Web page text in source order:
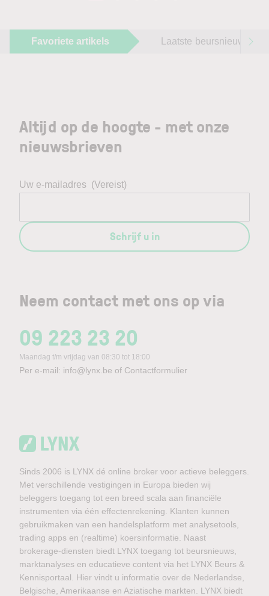
Favoriete artikels Laatste beursnieuws
Neem contact met ons op via
09 223 23 20
Maandag t/m vrijdag van 08:30 tot 18:00
Per e-mail: info@lynx.be of Contactformulier
Altijd op de hoogte - met onze
nieuwsbrieven
Uw e-mailadres (Vereist)
Schrijf u in
Sinds 2006 is LYNX dé online broker voor actieve beleggers.
Met verschillende vestigingen in Europa bieden wij
beleggers toegang tot een breed scala aan financiële
instrumenten via één effectenrekening. Klanten kunnen
gebruikmaken van een handelsplatform met analysetools,
trading apps en (realtime) koersinformatie. Naast
brokerage-diensten biedt LYNX toegang tot beursnieuws,
marktanalyses en educatieve content via het LYNX Beurs &
Kennisportaal. Hier vindt u informatie over de Nederlandse,
Belgische, Amerikaanse en Aziatische markten. LYNX biedt